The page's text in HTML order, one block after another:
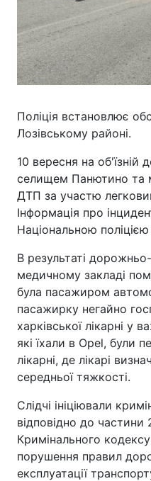
Поліція встановлює
Лозівському районі.
10 вересня на об'їзній
селищем Панютино та
ДТП за участю
Інформація про
Національною поліцією
В результаті
медичному закладі
була пасажиром
пасажирку негайно
харківської лікарні у
які їхали в Opel, були
лікарні, де лікарі
середньої тяжкості.
Слідчі ініціювали
відповідно до частини
Кримінального
порушення правил
експлуатації